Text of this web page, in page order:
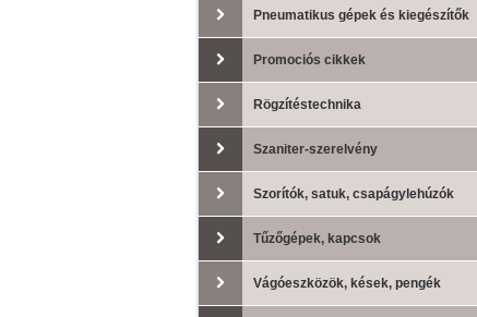
Pneumatikus gépek és kiegészítők
Promociós cikkek
Rögzítéstechnika
Szaniter-szerelvény
Szorítók, satuk, csapágylehúzók
Tűzőgépek, kapcsok
Vágóeszközök, kések, pengék